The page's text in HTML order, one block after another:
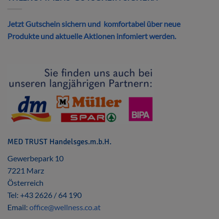
Jetzt Gutschein sichern und komfortabel über neue
Produkte und aktuelle Aktionen infomiert werden.
MED TRUST Handelsges.m.b.H.
Gewerbepark 10
7221 Marz
Österreich
Tel: +43 2626 / 64 190
Email: office@wellness.co.at